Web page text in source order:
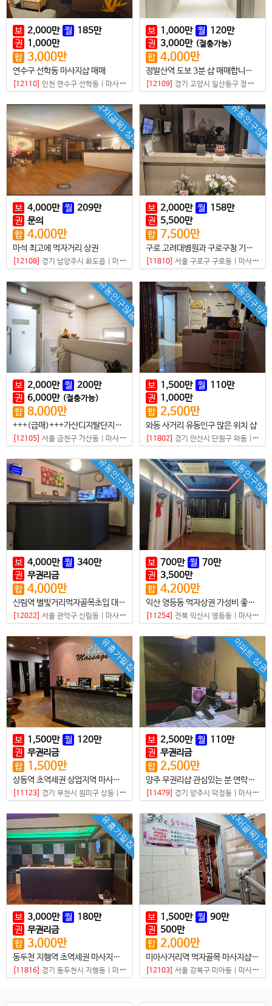
보 2,000만 월 185만
권 1,000만
합 3,000만
연수구 선학동 마사지샵 매매
[12110] 인천 연수구 선학동 마사지샵
보 1,000만 월 120만
권 3,000만 (절충가능)
합 4,000만
정발산역 도보 3분 샵 매매합니다 방4개 모든방 샤워실 갖춤 !
[12109] 경기 고양시 일산동구 장항동
먹자(골목) 상권
보 4,000만 월 209만
권 문의
합 4,000만
마석 최고에 먹자거리 상권
[12108] 경기 남양주시 화도읍 마사지샵
유동인구많음
보 2,000만 월 158만
권 5,500만
합 7,500만
구로 고려대병원과 구로구청 기관이 있는 대로변 샵
[11810] 서울 구로구 구로동 마사지샵
유동인구많음
보 2,000만 월 200만
권 6,000만 (절충가능)
합 8,000만
+++(급매)+++가산디지탈단지오거리 유동인구 진짜 많은 곳 샵매매
[12105] 서울 금천구 가산동 마사지샵
유동인구많음
보 1,500만 월 110만
권 1,000만
합 2,500만
와동 사거리 유동인구 많은 위치 샵
[11802] 경기 안산시 단원구 와동 마사
유동인구많음
보 4,000만 월 340만
권 무권리금
합 4,000만
신림역 별빛거리먹자골목초입 대로변 로드샵매매
[12022] 서울 관악구 신림동 마사지샵
유동인구많음
보 700만 월 70만
권 3,500만
합 4,200만
익산 영등동 먹자상권 가성비 좋은 샵매매
[11254] 전북 익산시 영등동 마사지샵
유흥가밀집
보 1,500만 월 120만
권 무권리금
합 1,500만
상동역 초역세권 상업지역 마사지샵 매물
[11123] 경기 부천시 원미구 상동 마사지샵
아파트 상권
보 2,500만 월 110만
권 무권리금
합 2,500만
양주 무권리샵 관심있는 분 연락주세요
[11479] 경기 양주시 덕정동 마사지샵
유흥가밀집
보 3,000만 월 180만
권 무권리금
합 3,000만
동두천 지행역 초역세권 마사지샵 급매
[11816] 경기 동두천시 지행동 마사지샵
먹자(골목)
보 1,500만 월 90만
권 500만
합 2,000만
미아사거리역 먹자골목 마사지샵매매
[12103] 서울 강북구 미아동 마사지샵